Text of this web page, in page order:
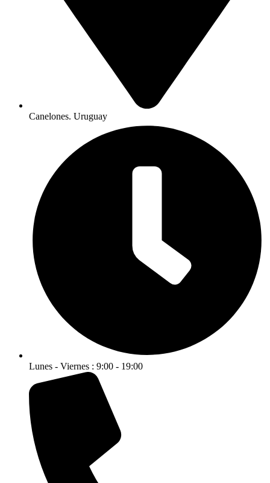
Canelones. Uruguay
Lunes - Viernes : 9:00 - 19:00